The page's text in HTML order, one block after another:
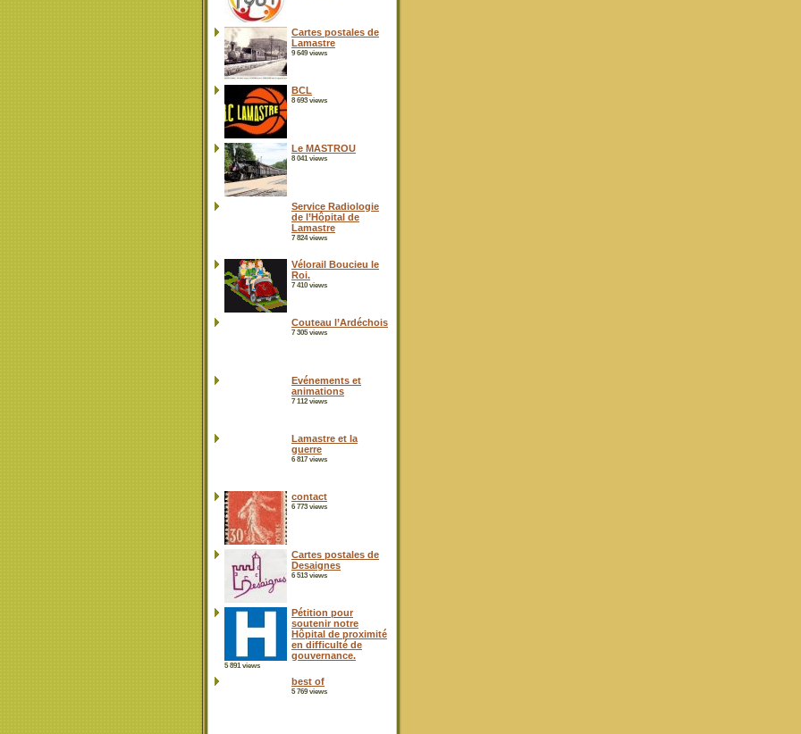
Cartes postales de
Lamastre
9 649 views
BCL
8 693 views
Le MASTROU
8 041 views
Service Radiologie
de l’Hôpital de
Lamastre
7 824 views
Vélorail Boucieu le
Roi.
7 410 views
Couteau l’Ardéchois
7 305 views
Evénements et
animations
7 112 views
Lamastre et la
guerre
6 817 views
contact
6 773 views
Cartes postales de
Desaignes
6 513 views
Pétition pour
soutenir notre
Hôpital de proximité
en difficulté de
gouvernance.
5 891 views
best of
5 769 views